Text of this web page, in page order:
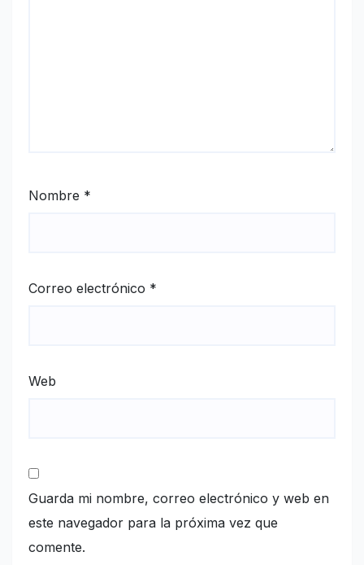
Nombre *
Correo electrónico *
Web
Guarda mi nombre, correo electrónico y web en
este navegador para la próxima vez que
comente.